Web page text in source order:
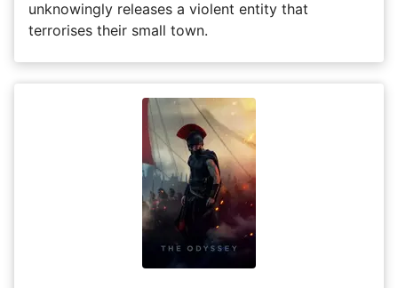
unknowingly releases a violent entity that
terrorises their small town.